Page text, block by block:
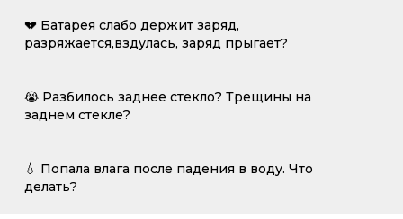
💔 Батарея слабо держит заряд,
разряжается,вздулась, заряд прыгает?
😭 Разбилось заднее стекло? Трещины на
заднем стекле?
💧 Попала влага после падения в воду. Что
делать?